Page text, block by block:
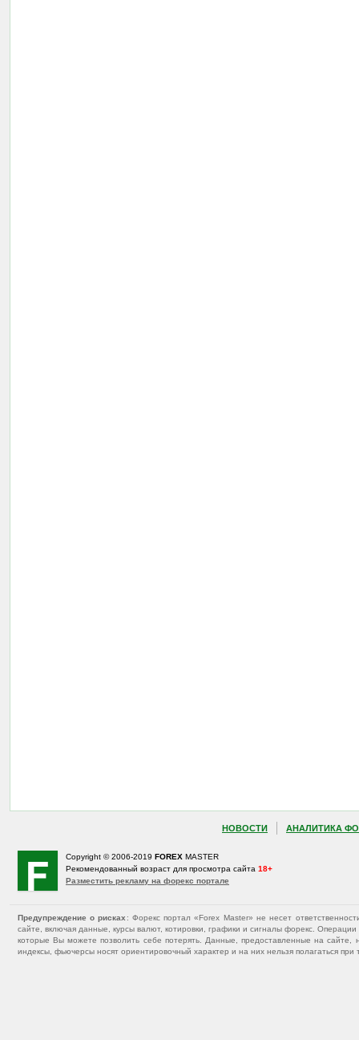
НОВОСТИ АНАЛИТИКА
Copyright © 2006-2019 FOREX MASTER
Рекомендованный возраст для просмотра сайта 18+
Разместить рекламу на форекс портале
Предупреждение о рисках : Форекс портал «Forex Master» не несет
сайте, включая данные, курсы валют, котировки, графики и сигналы форекс.
которые Вы можете позволить себе потерять. Данные, предоставленные на
индексы, фьючерсы носят ориентировочный характер и на них нельзя полагаться при